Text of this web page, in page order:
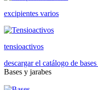
excipientes varios
tensioactivos
descargar el catálogo de bases
Bases y jarabes